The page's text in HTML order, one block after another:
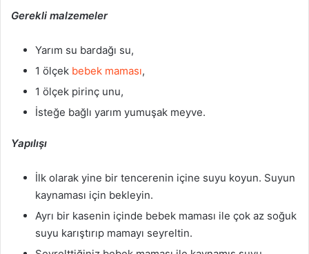
Gerekli malzemeler
Yarım su bardağı su,
1 ölçek bebek maması,
1 ölçek pirinç unu,
İsteğe bağlı yarım yumuşak meyve.
Yapılışı
İlk olarak yine bir tencerenin içine suyu koyun. Suyun
kaynaması için bekleyin.
Ayrı bir kasenin içinde bebek maması ile çok az soğuk
suyu karıştırıp mamayı seyreltin.